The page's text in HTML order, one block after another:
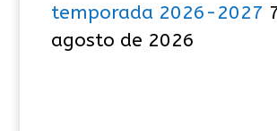
temporada 2026-2027
agosto de 2026